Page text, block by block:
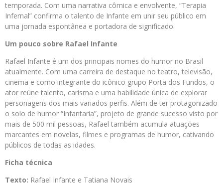
temporada. Com uma narrativa cômica e envolvente, “Terapia
Infernal” confirma o talento de Infante em unir seu público em
uma jornada espontânea e portadora de significado.
Um pouco sobre Rafael Infante
Rafael Infante é um dos principais nomes do humor no Brasil
atualmente. Com uma carreira de destaque no teatro, televisão,
cinema e como integrante do icônico grupo Porta dos Fundos, o
ator reúne talento, carisma e uma habilidade única de explorar
personagens dos mais variados perfis. Além de ter protagonizado
o solo de humor “Infantaria”, projeto de grande sucesso visto por
mais de 500 mil pessoas, Rafael também acumula atuações
marcantes em novelas, filmes e programas de humor, cativando
públicos de todas as idades.
Ficha técnica
Texto: Rafael Infante e Tatiana Novais